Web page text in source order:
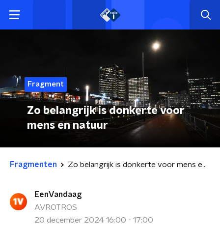
Fragment
Zo belangrijk is donkerte voor
mens en natuur
Fragmenten Zo belangrijk is donkerte voor mens en natuur
EenVandaag
AVROTROS
20 december 2024 16:00 - 17:00